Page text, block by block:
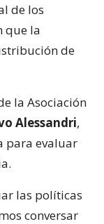
de los
que la
de
la Asociación
Alessandri,
para evaluar
las políticas
conversar